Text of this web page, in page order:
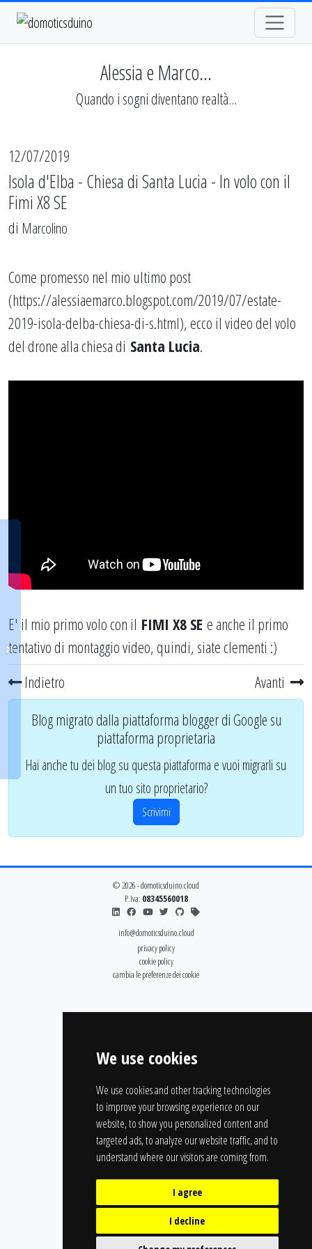
We use cookies
We use cookies and other tracking technologies
to improve your browsing experience on our
website, to show you personalized content and
targeted ads, to analyze our website traffic, and to
understand where our visitors are coming from.
I agree
I decline
Alessia e Marco...
Quando i sogni diventano realtà...
12/07/2019
Isola d'Elba - Chiesa di Santa Lucia - In volo con il
Fimi X8 SE
di Marcolino
Come promesso nel mio ultimo post
(https://alessiaemarco.blogspot.com/2019/07/estate-
2019-isola-delba-chiesa-di-s.html), ecco il video del volo
del drone alla chiesa di Santa Lucia.
E' il mio primo volo con il FIMI X8 SE e anche il primo
tentativo di montaggio video, quindi, siate clementi :)
Indietro
Avanti
Blog migrato dalla piattaforma blogger di Google su
piattaforma proprietaria
Hai anche tu dei blog su questa piattaforma e vuoi migrarli su
un tuo sito proprietario?
Scrivimi
© 2026 - domoticsduino.cloud
P.Iva: 08345560018
info@domoticsduino.cloud
privacy policy
cookie policy
cambia le preferenze dei cookie